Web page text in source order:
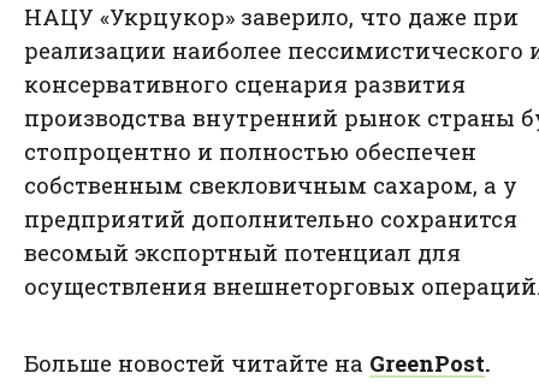
НАЦУ «Укрцукор» заверило, что даже при
реализации наиболее пессимистического
консервативного сценария развития
производства внутренний рынок страны
стопроцентно и полностью обеспечен
собственным свекловичным сахаром, а у
предприятий дополнительно сохранится
весомый экспортный потенциал для
осуществления внешнеторговых
Больше новостей читайте на GreenPost.